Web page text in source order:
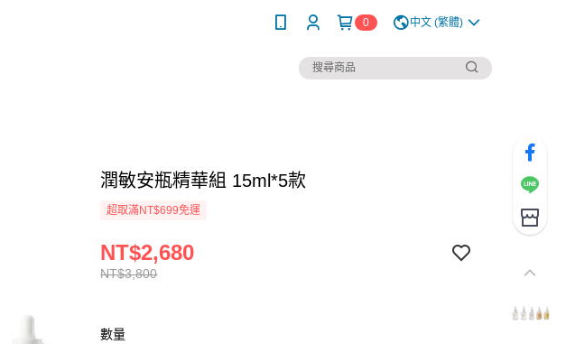
0 中文 (繁體)
潤敏安瓶精華組 15ml*5款
超取滿NT$699免運
NT$3,800
NT$2,680
數量